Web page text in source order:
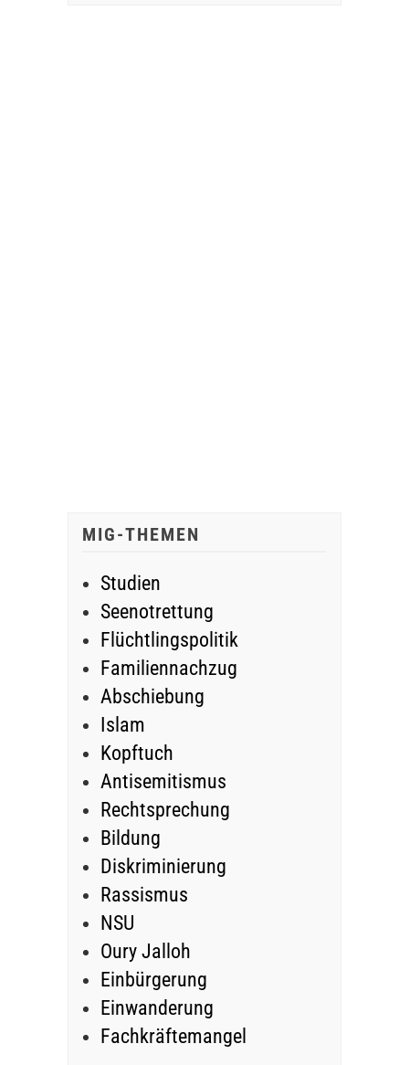
MIG-THEMEN
Studien
Seenotrettung
Flüchtlingspolitik
Familiennachzug
Abschiebung
Islam
Kopftuch
Antisemitismus
Rechtsprechung
Bildung
Diskriminierung
Rassismus
NSU
Oury Jalloh
Einbürgerung
Einwanderung
Fachkräftemangel